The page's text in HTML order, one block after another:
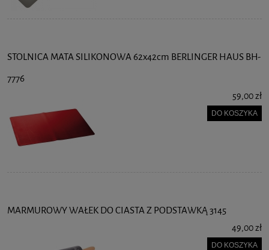
STOLNICA MATA SILIKONOWA 62x42cm BERLINGER HAUS BH-
7776
59,00 zł
DO KOSZYKA
MARMUROWY WAŁEK DO CIASTA Z PODSTAWKĄ 3145
49,00 zł
DO KOSZYKA